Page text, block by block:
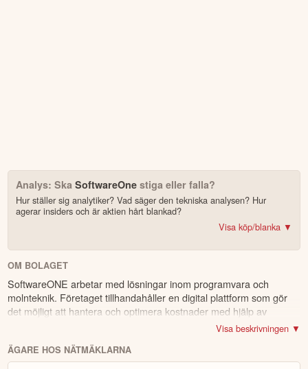
Analys: Ska SoftwareOnestiga eller falla?
Hur ställer sig analytiker? Vad säger den tekniska analysen? Hur
agerar insiders och är aktien hårt blankad?
erbjudandet!
4.2av 5
Trustpilot
10 000+ olika marknader samlade – aktier, ETF:er & krypto
För- & efterhandel på utvalda börser – ligg steget före
Visa köp/blanka ▼
OM BOLAGET
SoftwareONE arbetar med lösningar inom programvara och
molnteknik. Företaget tillhandahåller en digital plattform som gör
det möjligt att hantera och optimera kostnader med hjälp av
datadriven administration. De erbjuder också säkerhetslösningar,
såsom säkerhetskopiering och skydd mot hot, samt lösningar för
programvarans livscykel. Kunderna finns inom sektorer som
utbildning, sjukvård och finans. Företaget är globalt verksamt och
Visa beskrivningen ▼
ÄGARE HOS NÄTMÄKLARNA